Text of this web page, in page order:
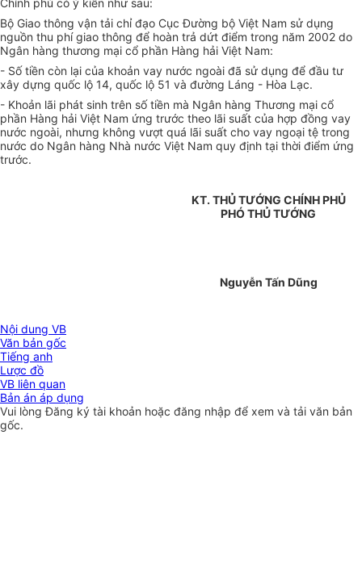
Chính phủ có ý kiến như sau:
Bộ Giao thông vận tải chỉ đạo Cục Đường bộ Việt Nam sử dụng
nguồn thu phí giao thông để hoàn trả dứt điểm trong năm 2002 do
Ngân hàng thương mại cổ phần Hàng hải Việt Nam:
- Số tiền còn lại của khoản vay nước ngoài đã sử dụng để đầu tư
xây dựng quốc lộ 14, quốc lộ 51 và đường Láng - Hòa Lạc.
- Khoản lãi phát sinh trên số tiền mà Ngân hàng Thương mại cổ
phần Hàng hải Việt Nam ứng trước theo lãi suất của hợp đồng vay
nước ngoài, nhưng không vượt quá lãi suất cho vay ngoại tệ trong
nước do Ngân hàng Nhà nước Việt Nam quy định tại thời điểm ứng
trước.
KT. THỦ TƯỚNG CHÍNH PHỦ
PHÓ THỦ TƯỚNG
Nguyễn Tấn Dũng
Nội dung VB
Văn bản gốc
Tiếng anh
Lược đồ
VB liên quan
Bản án áp dụng
Vui lòngĐăng ký tài khoản hoặc đăng nhập để xem và tải văn bản
gốc.